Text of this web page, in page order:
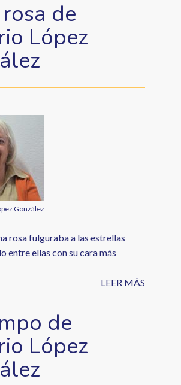
de
López
González
rosa fulguraba a las estrellas
entre ellas con su cara más
LEER MÁS
de
López